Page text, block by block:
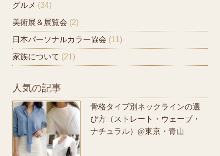
グルメ (34)
美術展＆展覧会 (2)
日本パーソナルカラー協会 (11)
家族について (21)
人気の記事
骨格タイプ別ネックラインの選
び方（ストレート・ウェーブ・
ナチュラル）@東京・青山